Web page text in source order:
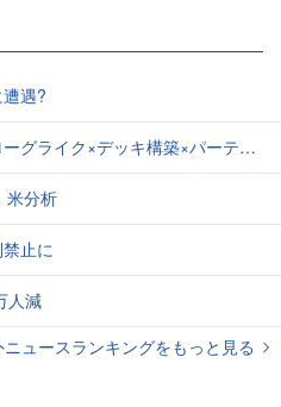
遇?
築×パーティ制RPGの「Chrono Ark」を遊んでみた
米分析
止に
人減
ニュースランキングをもっと見る